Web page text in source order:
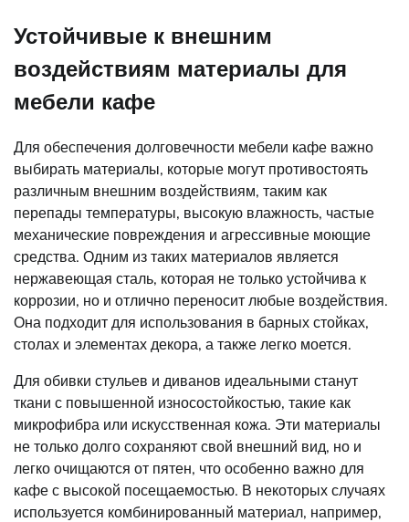
Устойчивые к внешним
воздействиям материалы для
мебели кафе
Для обеспечения долговечности мебели кафе важно
выбирать материалы, которые могут противостоять
различным внешним воздействиям, таким как
перепады температуры, высокую влажность, частые
механические повреждения и агрессивные моющие
средства. Одним из таких материалов является
нержавеющая сталь, которая не только устойчива к
коррозии, но и отлично переносит любые воздействия.
Она подходит для использования в барных стойках,
столах и элементах декора, а также легко моется.
Для обивки стульев и диванов идеальными станут
ткани с повышенной износостойкостью, такие как
микрофибра или искусственная кожа. Эти материалы
не только долго сохраняют свой внешний вид, но и
легко очищаются от пятен, что особенно важно для
кафе с высокой посещаемостью. В некоторых случаях
используется комбинированный материал, например,